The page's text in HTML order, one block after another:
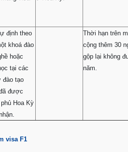
định theo
khoá đào
hoặc
tại các
tạo
được
Hoa Kỳ
Thời hạn trên
cộng thêm 30
gộp lại không
năm.
visa F1